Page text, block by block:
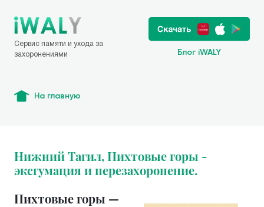
Сервис памяти и ухода за
захоронениями
Блог iWALY
На главную
Нижний Тагил, Пихтовые горы -
эксгумация и перезахоронение.
Пихтовые горы —